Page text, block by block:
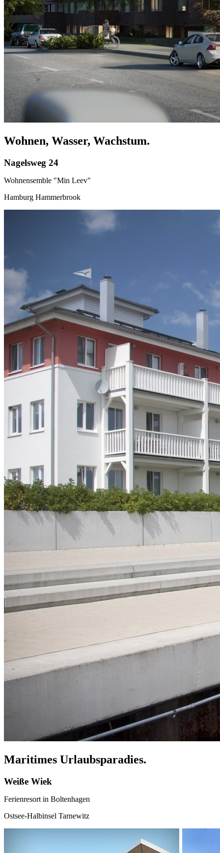
Wohnen, Wasser, Wachstum.
Nagelsweg 24
Wohnensemble "Min Leev"
Hamburg Hammerbrook
Maritimes Urlaubsparadies.
Weiße Wiek
Ferienresort in Boltenhagen
Ostsee-Halbinsel Tarnewitz